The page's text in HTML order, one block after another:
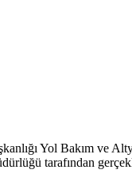
Yol Bakım ve
tarafından